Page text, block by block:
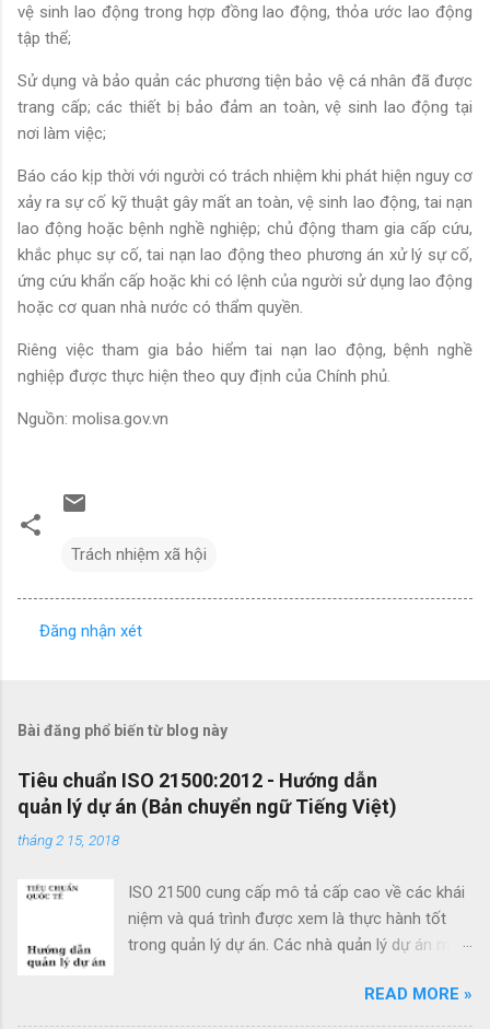
vệ sinh lao động trong hợp đồng lao động, thỏa ước lao động
tập thể;
Sử dụng và bảo quản các phương tiện bảo vệ cá nhân đã được
trang cấp; các thiết bị bảo đảm an toàn, vệ sinh lao động tại
nơi làm việc;
Báo cáo kịp thời với người có trách nhiệm khi phát hiện nguy cơ
xảy ra sự cố kỹ thuật gây mất an toàn, vệ sinh lao động, tai nạn
lao động hoặc bệnh nghề nghiệp; chủ động tham gia cấp cứu,
khắc phục sự cố, tai nạn lao động theo phương án xử lý sự cố,
ứng cứu khẩn cấp hoặc khi có lệnh của người sử dụng lao động
hoặc cơ quan nhà nước có thẩm quyền.
Riêng việc tham gia bảo hiểm tai nạn lao động, bệnh nghề
nghiệp được thực hiện theo quy định của Chính phủ.
Nguồn: molisa.gov.vn
Trách nhiệm xã hội
x
é
t
Đăng nhận xét
Bài đăng phổ biến từ blog này
Tiêu chuẩn ISO 21500:2012 - Hướng dẫn
quản lý dự án (Bản chuyển ngữ Tiếng Việt)
tháng 2 15, 2018
ISO 21500 cung cấp mô tả cấp cao về các khái
niệm và quá trình được xem là thực hành tốt
trong quản lý dự án. Các nhà quản lý dự án mới
nghiệm có thể sử dụng hướng dẫn quản lý dự
án theo tiêu chuẩn này để cải thiện thành công
READ MORE »